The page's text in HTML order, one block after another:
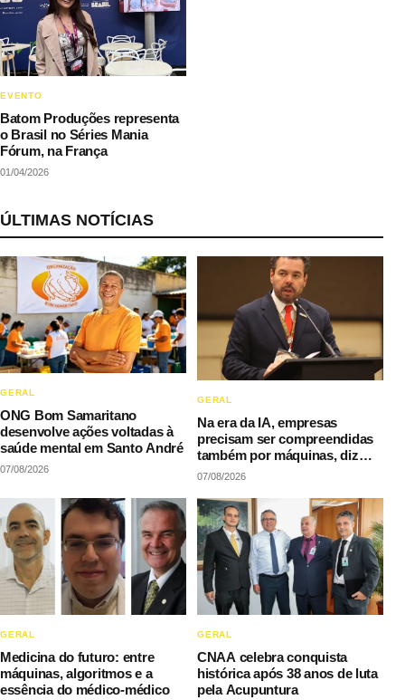
EVENTO
Batom Produções representa
o Brasil no Séries Mania
Fórum, na França
01/04/2026
ÚLTIMAS NOTÍCIAS
GERAL
ONG Bom Samaritano
desenvolve ações voltadas à
saúde mental em Santo André
07/08/2026
GERAL
Na era da IA, empresas
precisam ser compreendidas
também por máquinas, diz
LAQI
07/08/2026
GERAL
Medicina do futuro: entre
máquinas, algoritmos e a
essência do médico-médico
GERAL
CNAA celebra conquista
histórica após 38 anos de luta
pela Acupuntura